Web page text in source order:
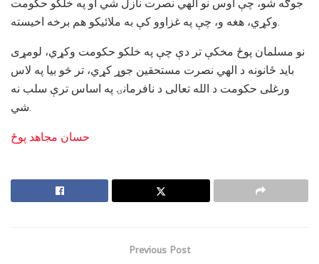
جوګه شو، چې اوس نو الهي نصرت نازل شي او په خلکو حکومت
وکړي، هغه و، چې په غزاوو کې به ملائيکو هم برخه اخيسته.
نو مسلمان پوځ مخکې تر دې چې په خلکو حکومت وکړي، لومړی
بايد ځانونه د الهي نصرت مستحقين جوړ کړي، تر څو بيا په لاس
ورغلی حکومت د الله تعالی د نافرمانۍ په اساس ترې سلب نه
شي.
حسان مجاهد پوځ
Previous Post